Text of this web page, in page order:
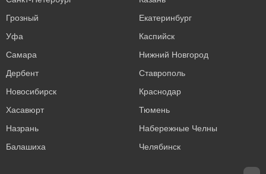
Грозный
Екатеринбург
Уфа
Каспийск
Самара
Нижний Новгород
Дербент
Ставрополь
Новосибирск
Краснодар
Хасавюрт
Тюмень
Назрань
Набережные Челны
Балашиха
Челябинск